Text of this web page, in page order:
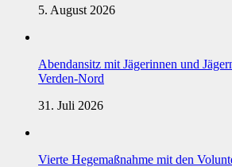
5. August 2026
Abendansitz mit Jägerinnen und
Verden-Nord
31. Juli 2026
Vierte Hegemaßnahme mit den